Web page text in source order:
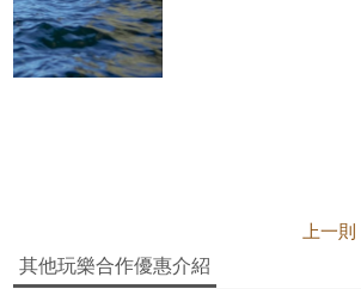
上一則
其他玩樂合作優惠介紹